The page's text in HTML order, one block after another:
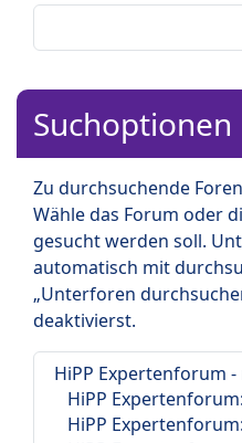
Suchoptionen
Zu durchsuchende
Wähle das Forum oder
gesucht werden soll.
automatisch mit
„Unterforen
deaktivierst.